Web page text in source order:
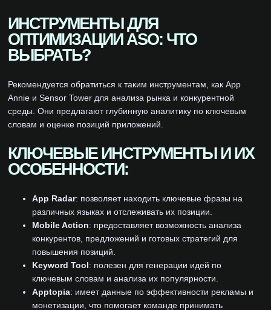
ИНСТРУМЕНТЫ ДЛЯ
ОПТИМИЗАЦИИ ASO: ЧТО
ВЫБРАТЬ?
Рекомендуется обратиться к таким инструментам, как App
Annie и Sensor Tower для анализа рынка и конкурентной
среды. Они предлагают глубинную аналитику по ключевым
словам и оценке позиций приложений.
КЛЮЧЕВЫЕ ИНСТРУМЕНТЫ И ИХ
ОСОБЕННОСТИ:
App Radar: позволяет находить ключевые фразы на
различных языках и отслеживать их позиции.
Mobile Action: предоставляет возможность анализа
конкурентов, предложений и готовых стратегий для
повышения позиций.
Keyword Tool: полезен для генерации идей по
ключевым словам и анализа их популярности.
Apptopia: имеет данные по эффективности рекламы и
монетизации, что помогает команде принимать